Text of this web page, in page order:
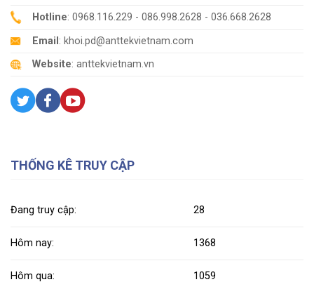
Hotline: 0968.116.229 - 086.998.2628 - 036.668.2628
Email : khoi.pd@anttekvietnam.com
Website: anttekvietnam.vn
THỐNG KÊ TRUY CẬP
Đang truy cập: 28
Hôm nay: 1368
Hôm qua: 1059